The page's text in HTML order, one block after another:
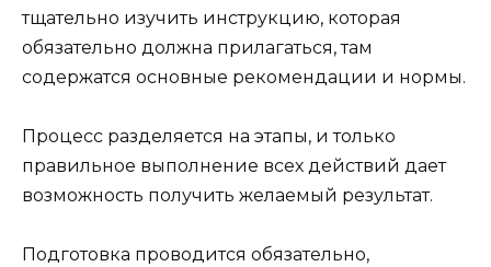
тщательно изучить инструкцию, которая
обязательно должна прилагаться, там
содержатся основные рекомендации и нормы.
Процесс разделяется на этапы, и только
правильное выполнение всех действий дает
возможность получить желаемый результат.
Подготовка проводится обязательно,